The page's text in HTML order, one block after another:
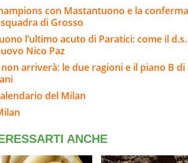
con Mastantuono e la
di Grosso
l’ultimo acuto di Paratici: come il
Nico Paz
arriverà: le due ragioni e il piano B
del Milan